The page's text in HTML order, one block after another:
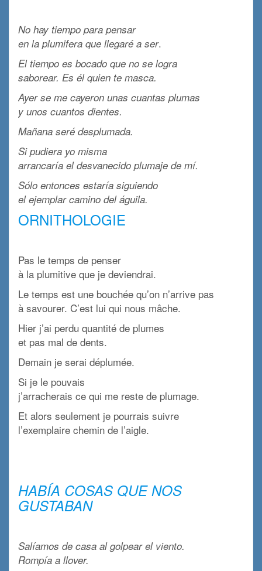
No hay tiempo para pensar
en la plumifera que llegaré a ser.
El tiempo es bocado que no se logra
saborear. Es él quien te masca.
Ayer se me cayeron unas cuantas plumas
y unos cuantos dientes.
Mañana seré desplumada.
Si pudiera yo misma
arrancaría el desvanecido plumaje de mí.
Sólo entonces estaría siguiendo
el ejemplar camino del águila.
ORNITHOLOGIE
Pas le temps de penser
à la plumitive que je deviendrai.
Le temps est une bouchée qu’on n’arrive pas
à savourer. C’est lui qui nous mâche.
Hier j’ai perdu quantité de plumes
et pas mal de dents.
Demain je serai déplumée.
Si je le pouvais
j’arracherais ce qui me reste de plumage.
Et alors seulement je pourrais suivre
l’exemplaire chemin de l’aigle.
HABÍA COSAS QUE NOS
GUSTABAN
Salíamos de casa al golpear el viento.
Rompía a llover.